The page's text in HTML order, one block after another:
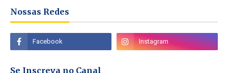
Nossas Redes
Se Inscreva no Canal